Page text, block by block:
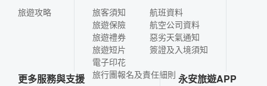
旅遊攻略
旅客須知
旅遊保險
旅遊禮券
旅遊短片
電子印花
航班資料
航空公司資料
惡劣天氣通知
簽證及入境須知
旅行團報名及責任細則
更多服務與支援 永安旅遊APP